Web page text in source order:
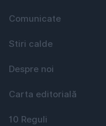
Comunicate
Stiri calde
Despre noi
Carta editorială
10 Reguli